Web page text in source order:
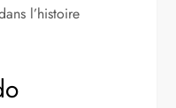
l’histoire